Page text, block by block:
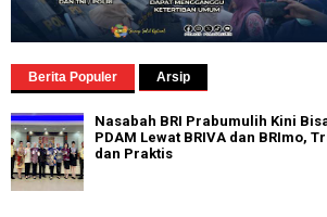
Berita Populer Arsip
Nasabah BRI Prabumulih Kini
PDAM Lewat BRIVA dan BRImo,
dan Praktis